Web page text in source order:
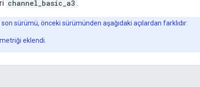
channel_basic_a3 .
sürümü, önceki sürümünden aşağıdaki açılardan farklıdır:
metriği eklendi.